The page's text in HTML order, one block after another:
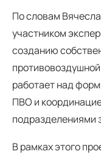
По словам
участником
созданию
работает над
ПВО и
подразделениями
В рамках этого